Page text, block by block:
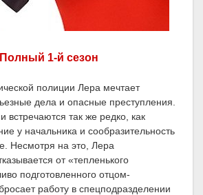
Полный 1-й сезон
полиции Лера мечтает
дела и опасные преступления.
встречаются так же редко, как
у начальника и сообразительность
Несмотря на это, Лера
от «тепленького
подготовленного отцом-
работу в спецподразделении